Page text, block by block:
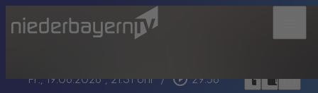
Fr., 19.06.2026 , 21:31 Uhr / play_circle_outline 29:56 headphoneschrome_reader_modebookmark_border